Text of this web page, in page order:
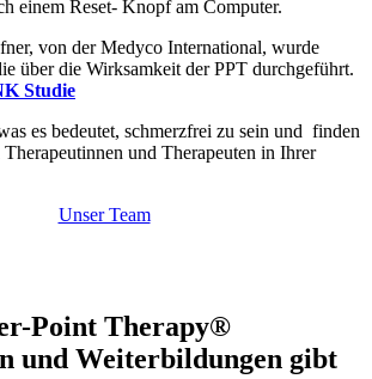
einem Reset- Knopf am Computer.
von der Medyco International, wurde
über die Wirksamkeit der PPT durchgeführt.
Studie
es bedeutet, schmerzfrei zu sein und finden
und Therapeuten in Ihrer
Unser Team
Point Therapy®
und Weiterbildungen gibt